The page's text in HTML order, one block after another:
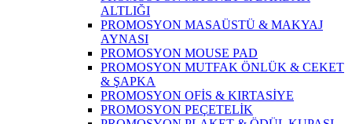
ALTLIĞI
PROMOSYON MASAÜSTÜ & MAKYAJ
AYNASI
PROMOSYON MOUSE PAD
PROMOSYON MUTFAK ÖNLÜK & CEKET
& ŞAPKA
PROMOSYON OFİS & KIRTASİYE
PROMOSYON PEÇETELİK